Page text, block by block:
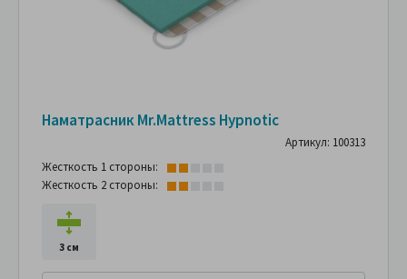
Наматрасник Mr.Mattress Hypnotic
Артикул: 100313
Жесткость 1 стороны:
Жесткость 2 стороны:
3 см